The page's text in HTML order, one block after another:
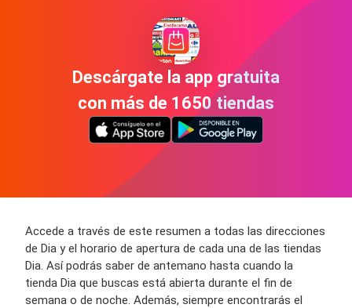
Descárgate la app gratuita
con más de 1650 tiendas
Accede a través de este resumen a todas las direcciones
de Dia y el horario de apertura de cada una de las tiendas
Dia. Así podrás saber de antemano hasta cuando la
tienda Dia que buscas está abierta durante el fin de
semana o de noche. Además, siempre encontrarás el